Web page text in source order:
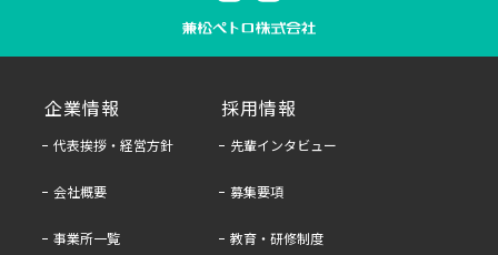
企業情報
代表挨拶・経営方針
会社概要
事業所一覧
採用情報
先輩インタビュー
募集要項
教育・研修制度